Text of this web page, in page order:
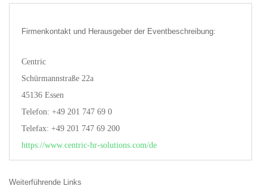
Firmenkontakt und Herausgeber der Eventbeschreibung:
Centric
Schürmannstraße 22a
45136 Essen
Telefon: +49 201 747 69 0
Telefax: +49 201 747 69 200
https://www.centric-hr-solutions.com/de
Weiterführende Links